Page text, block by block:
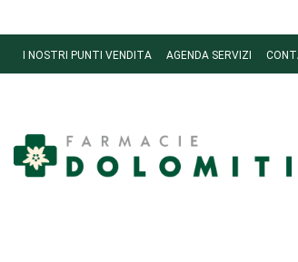
principaleI NOSTRI PUNTI VENDITA AGENDA SERVIZI
Dolomiti